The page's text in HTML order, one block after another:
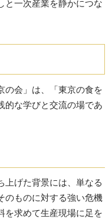
と一次産業を静かにつな
の会」は、「東京の食を
的な学びと交流の場であ
上げた背景には、単なる
のものに対する強い危機
を求めて生産現場に足を